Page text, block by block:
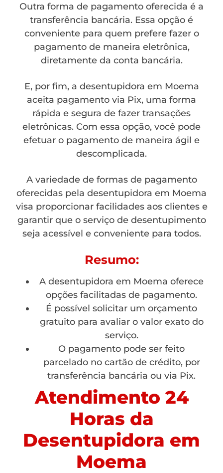
Outra forma de pagamento oferecida é a
transferência bancária. Essa opção é
conveniente para quem prefere fazer o
pagamento de maneira eletrônica,
diretamente da conta bancária.
E, por fim, a desentupidora em Moema
aceita pagamento via Pix, uma forma
rápida e segura de fazer transações
eletrônicas. Com essa opção, você pode
efetuar o pagamento de maneira ágil e
descomplicada.
A variedade de formas de pagamento
oferecidas pela desentupidora em Moema
visa proporcionar facilidades aos clientes e
garantir que o serviço de desentupimento
seja acessível e conveniente para todos.
Resumo:
A desentupidora em Moema oferece
opções facilitadas de pagamento.
É possível solicitar um orçamento
gratuito para avaliar o valor exato do
serviço.
O pagamento pode ser feito
parcelado no cartão de crédito, por
transferência bancária ou via Pix.
Atendimento 24
Horas da
Desentupidora em
Moema